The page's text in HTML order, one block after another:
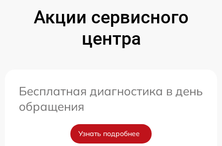
Акции сервисного
центра
Бесплатная диагностика в день
обращения
Узнать подробнее